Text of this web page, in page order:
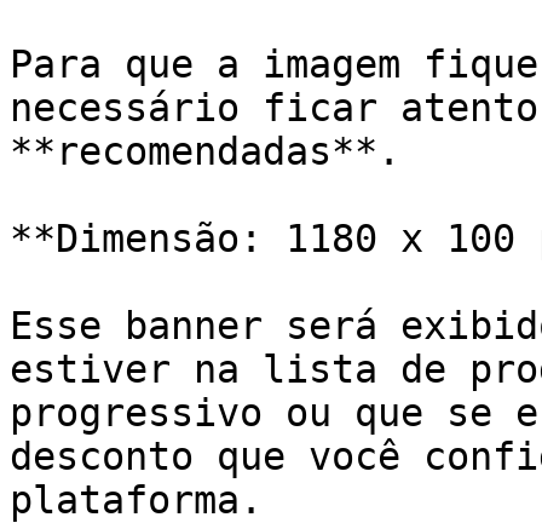
Para que a imagem
necessário ficar atento
**recomendadas**.
**Dimensão: 1180 x
Esse banner será
estiver na lista de
progressivo ou que se
desconto que você
plataforma.